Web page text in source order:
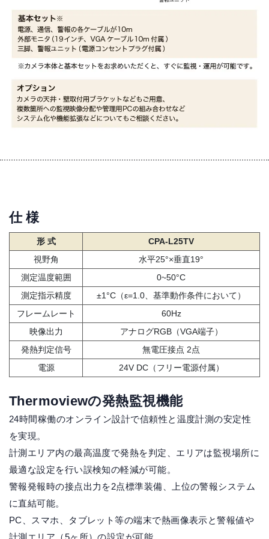
仕 様
形 式
CPA-L25TV
視野角
水平25°×垂直19°
測定温度範囲
0~50°C
測定指示精度
±1°C（ε=1.0、基準動作条件において）
フレームレート
60Hz
映像出力
アナログRGB（VGA端子）
発熱判定信号
無電圧接点 2点
電源
24V DC（フリー電源付属）
Thermoviewの発熱監視機能
24時間稼働のオンライン設計で信頼性と温度計測の安定性
を実現。
計測エリア内の最高温度で発熱を判定、エリアは監視場所に
最適な設定を行い誤検知の軽減が可能。
警報発報時の接点出力を2点標準装備、上位の警報システム
に直結可能。
PC、スマホ、タブレット等の端末で熱画像表示と警報値や
計測エリア（5ヶ所）の設定が可能。